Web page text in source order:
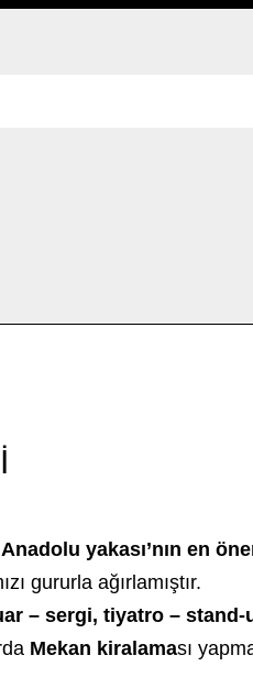
Anadolu yakası’nın en
gururla ağırlamıştır.
– sergi, tiyatro –
Mekan kiralaması